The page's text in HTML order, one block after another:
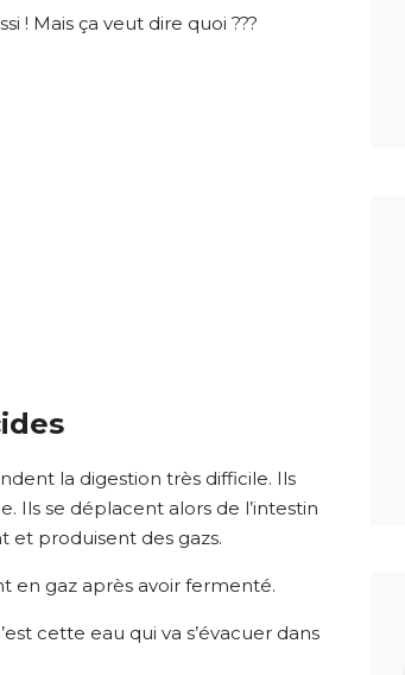
! Mais ça veut dire quoi ???
la digestion très difficile. Ils
Ils se déplacent alors de l’intestin
et produisent des gazs.
en gaz après avoir fermenté.
cette eau qui va s’évacuer dans